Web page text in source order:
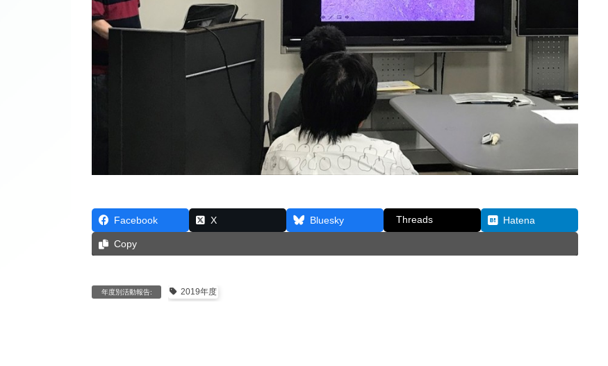
Facebook X Bluesky Threads Hatena
Copy
年度別活動報告: 2019年度